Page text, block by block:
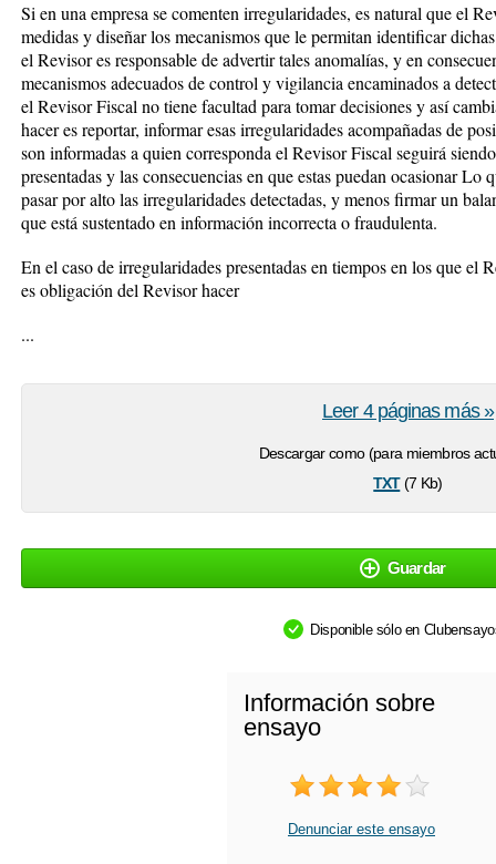
Si en una empresa se comenten irregularidades, es natural que el
medidas y diseñar los mecanismos que le permitan identificar
el Revisor es responsable de advertir tales anomalías, y en
mecanismos adecuados de control y vigilancia encaminados a
el Revisor Fiscal no tiene facultad para tomar decisiones y así
hacer es reportar, informar esas irregularidades acompañadas de
son informadas a quien corresponda el Revisor Fiscal seguirá
presentadas y las consecuencias en que estas puedan ocasionar Lo
pasar por alto las irregularidades detectadas, y menos firmar un
que está sustentado en información incorrecta o fraudulenta.
En el caso de irregularidades presentadas en tiempos en los que el
es obligación del Revisor hacer
...
Descargar como (para miembros
txt(7 Kb)
Leer 4 páginas más »
Guardar
Disponible sólo en
Información sobre
ensayo
Denunciar este ensayo